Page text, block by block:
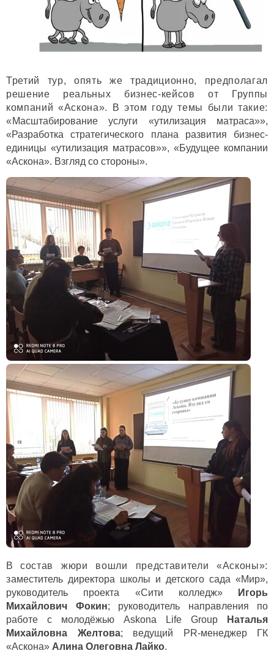
Третий тур, опять же традиционно, предполагал
решение реальных бизнес-кейсов от Группы
компаний «Аскона». В этом году темы были такие:
« Масштабирование услуги «утилизация матраса»»,
«Разработка стратегического плана развития бизнес-
единицы «утилизация матрасов»», «Будущее компании
«Аскона». Взгляд со стороны».
Всостав жюри вошли представители «Асконы»:
заместитель директора школы и детского сада «Мир»,
руководитель проекта «Сити колледж»
Игорь
Михайлович Фокин; руководитель направления по
работе с молодёжью Askona Life Group
Наталья
Михайловна Желтова; ведущий PR-менеджер ГК
«Аскона» Алина Олеговна Лайко.